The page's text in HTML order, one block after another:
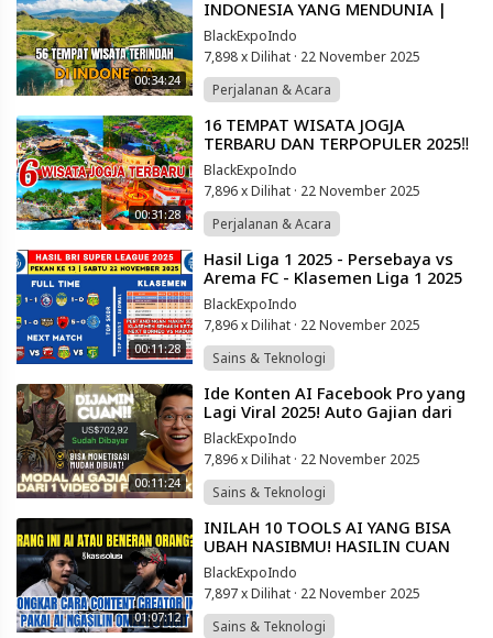
00:34:24
INDONESIA YANG MENDUNIA |
WISATA INDONESIA PAING HITS
2025
BlackExpoIndo
7,898 x Dilihat · 22 November 2025
Perjalanan & Acara
00:31:28
⁣16 TEMPAT WISATA JOGJA
TERBARU DAN TERPOPULER 2025‼️
DESTINASI WISATA HITS YANG
WAJIB DIKUNJUNGI‼️
BlackExpoIndo
7,896 x Dilihat · 22 November 2025
Perjalanan & Acara
00:11:28
⁣Hasil Liga 1 2025 - Persebaya vs
Arema FC - Klasemen Liga 1 2025
Terbaru Hari Ini - Liga 1 Indonesia
BlackExpoIndo
7,896 x Dilihat · 22 November 2025
Sains & Teknologi
00:11:24
⁣Ide Konten AI Facebook Pro yang
Lagi Viral 2025! Auto Gajian dari
Rumah!
BlackExpoIndo
7,896 x Dilihat · 22 November 2025
Sains & Teknologi
01:07:12
⁣INILAH 10 TOOLS AI YANG BISA
UBAH NASIBMU! HASILIN CUAN
RATUSAN JUTA TANPA HARUS GAJI
KARYAWAN!🤑
BlackExpoIndo
7,897 x Dilihat · 22 November 2025
Sains & Teknologi